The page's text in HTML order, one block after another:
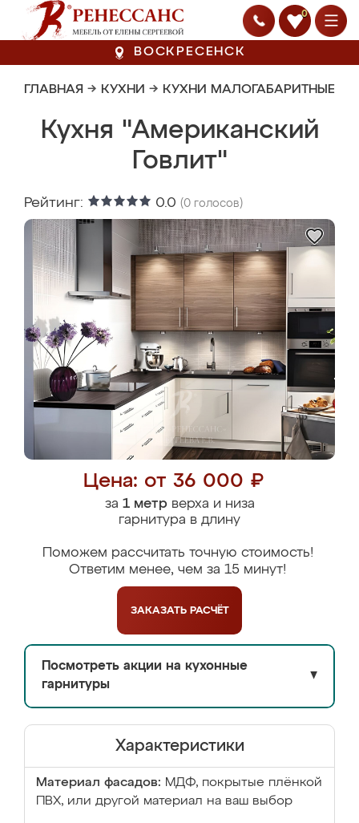
0
ВОСКРЕСЕНСК
ГЛАВНАЯ → КУХНИ → КУХНИ МАЛОГАБАРИТНЫЕ
Кухня "Американский
Говлит"
Рейтинг: 0.0 (0 голосов)
Цена: от 36 000 ₽
за 1 метрверха и низа
гарнитура в длину
Поможем рассчитать точную стоимость!
Ответим менее, чем за 15 минут!
ЗАКАЗАТЬ РАСЧЁТ
Посмотреть акции на кухонные
гарнитуры
▼
Характеристики
Материал фасадов: МДФ, покрытые плёнкой
ПВХ, или другой материал на ваш выбор